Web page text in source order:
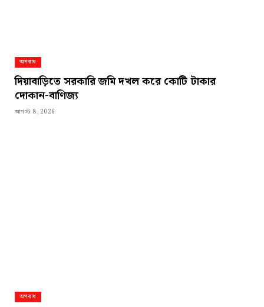
অপরাধ
দিয়াবাড়িতে সরকারি জমি দখল করে কোটি টাকার
দোকান-বাণিজ্য
আগস্ট 8, 2026
অপরাধ